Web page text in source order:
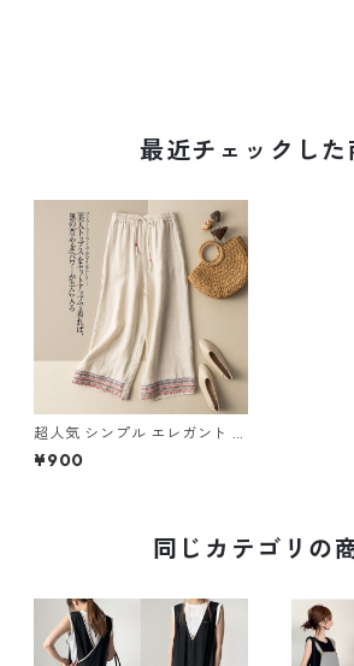
最近チェックした
超人気 シンプル エレガント パ
ンツ m-591
¥900
同じカテゴリの